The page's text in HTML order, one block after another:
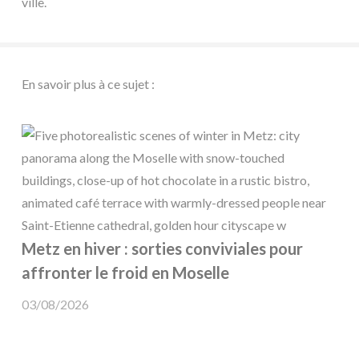
En savoir plus à ce sujet :
Metz en hiver : sorties conviviales pour
affronter le froid en Moselle
03/08/2026